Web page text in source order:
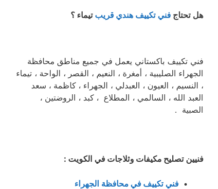
هل تحتاج فني تكييف هندي قريب تيماء ؟
فني تكييف باكستاني يعمل في جميع مناطق محافظة
الجهراء الصليبية ، أمغرة ، النعيم ، القصر ، الواحة ، تيماء
، النسيم ، العيون ، العبدلي ، الجهراء ، كاظمة ، سعد
العبد الله ، السالمي ، المطلاع ، كبد ، الروضتين ،
الصبية .
فنيين تصليح مكيفات وثلاجات في الكويت :
فني تكييف في محافظة الجهراء